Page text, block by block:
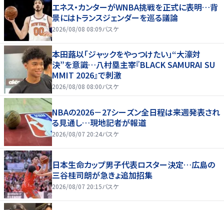
エネス・カンターがWNBA挑戦を正式に表明…背
景にはトランスジェンダーを巡る議論
2026/08/08 08:09バスケ
本田蕗以「ジャックをやっつけたい」“大濠対
決”を意識…八村塁主宰『BLACK SAMURAI SU
MMIT 2026』で刺激
2026/08/08 08:00バスケ
NBAの2026－27シーズン全日程は来週発表され
る見通し…現地記者が報道
2026/08/07 20:24バスケ
日本生命カップ男子代表ロスター決定…広島の
三谷桂司朗が急きょ追加招集
2026/08/07 20:15バスケ